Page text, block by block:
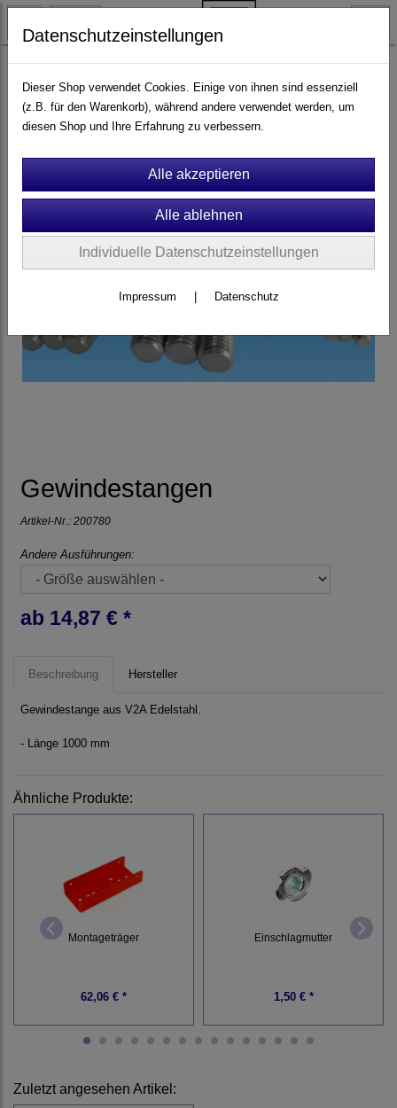
Schrauben + Abdeckkappen
Gewindestangen
Artikel-Nr.: 200780
Andere Ausführungen:
ab 14,87 € *
Beschreibung Hersteller
Gewindestange aus V2A Edelstahl.
- Länge 1000 mm
Ähnliche Produkte:
Montageträger
62,06 € *
Einschlagmutter
1,50 € *
Zuletzt angesehen Artikel:
Datenschutzeinstellungen
Dieser Shop verwendet Cookies. Einige von ihnen sind essenziell
(z.B. für den Warenkorb), während andere verwendet werden, um
diesen Shop und Ihre Erfahrung zu verbessern.
Individuelle Datenschutzeinstellungen
Impressum Datenschutz